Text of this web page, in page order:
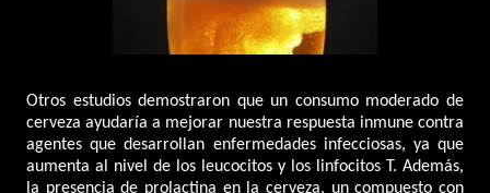
Otros estudios demostraron que un consumo moderado de
cerveza ayudaría a mejorar nuestra respuesta inmune contra
agentes que desarrollan enfermedades infecciosas, ya que
aumenta al nivel de los leucocitos y los linfocitos T. Además,
la presencia de prolactina en la cerveza, un compuesto con